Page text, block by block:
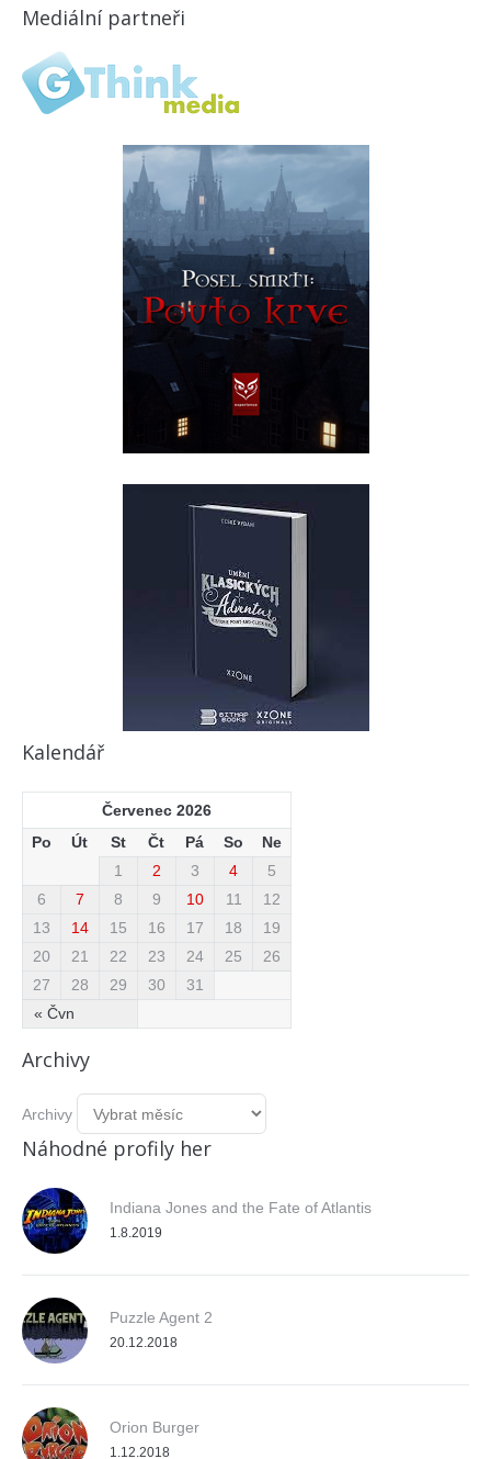
Mediální partneři
Kalendář
Červenec 2026
Po
Út St Čt Pá So Ne
« Čvn
1 2 3 4
5
6
7 8 9 10 11
12
13
14 15 16 17 18
19
20
21 22 23 24 25
26
27
28 29 30 31
Archivy
Archivy
Náhodné profily her
Indiana Jones and the Fate of Atlantis
1.8.2019
Puzzle Agent 2
20.12.2018
Orion Burger
1.12.2018